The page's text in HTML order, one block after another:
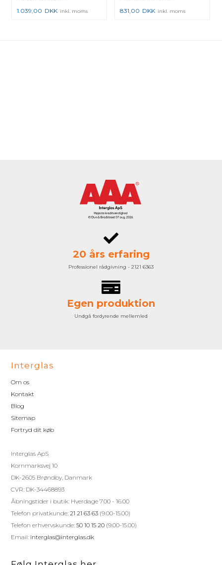
1.039,00 DKK inkl. moms 831,00 DKK inkl. moms
20 års erfaring
Professionel rådgivning - 2121 6363
Egen produktion
Undgå fordyrende mellemled
Interglas
Om os
Kontakt
Blog
Sitemap
Fortryd dit køb
Interglas ApS
Kornmarksvej 10
DK-2605 Brøndby, Danmark
CVR: DK-34468893
Åbningstider i butik: Hverdage 7.00 - 16.00
Telefon privatkunde:21 21 63 63 (9.00-15.00)
Telefon erhvervskunde:50 10 15 20 (9.00-15.00)
Email: interglas@interglas.dk